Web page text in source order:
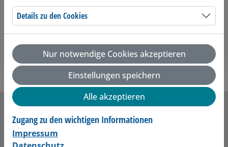
Details anzeigen
Details zu den Cookies
Nur notwendige Cookies akzeptieren
Einstellungen speichern
Alle akzeptieren
Zugang zu den wichtigen Informationen
Impressum